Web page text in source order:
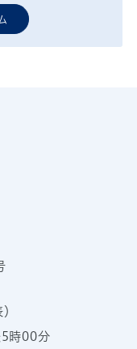
5時00分